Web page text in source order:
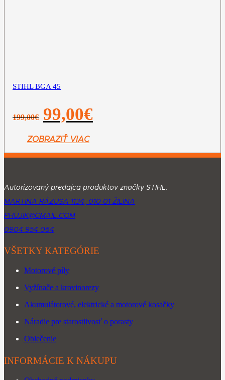
STIHL BGA 45
199,00€
Pôvodná
cena
199,00€.
99,00€
ZOBRAZIŤ VIAC
Autorizovaný predajca produktov značky STIHL.
MARTINA RÁZUSA 1134, 010 01 ŽILINA
PHUJIK@GMAIL.COM
0904 954 064
VŠETKY KATEGÓRIE
Motorové píly
Vyžínače a krovinorezy
Akumulátorové, elektrické a motorové kosačky
Náradie pre starostlivosť o porasty
Oblečenie
INFORMÁCIE K NÁKUPU